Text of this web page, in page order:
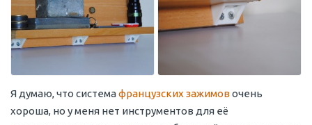
Я думаю, что системафранцузских зажимовочень
хороша, но у меня нет инструментов для её